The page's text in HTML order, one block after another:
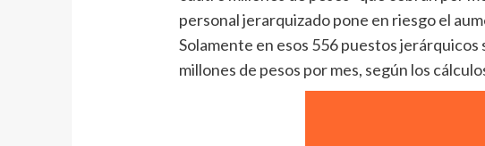
personal jerarquizado pone en riesgo el
Solamente en esos 556 puestos jerárquicos
millones de pesos por mes, según los